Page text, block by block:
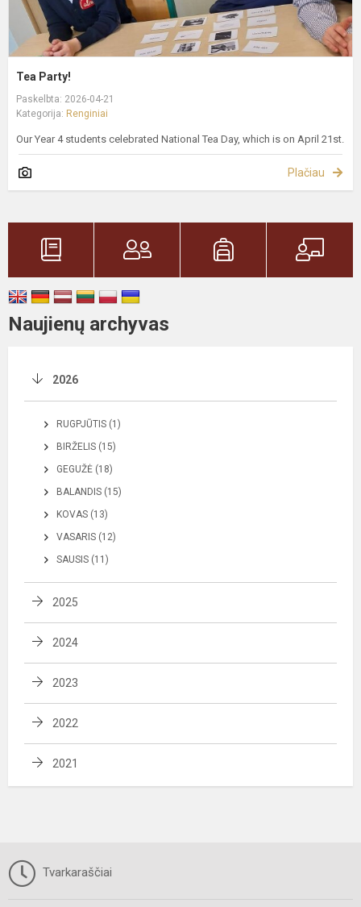
Tea Party!
Paskelbta: 2026-04-21
Kategorija: Renginiai
Our Year 4 students celebrated National Tea Day, which is on April 21st.
Plačiau
Naujienų archyvas
2026
RUGPJŪTIS (1)
BIRŽELIS (15)
GEGUŽĖ (18)
BALANDIS (15)
KOVAS (13)
VASARIS (12)
SAUSIS (11)
2025
2024
2023
2022
2021
Tvarkaraščiai